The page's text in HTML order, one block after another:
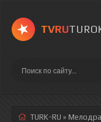
TVRU
TURK-RU »